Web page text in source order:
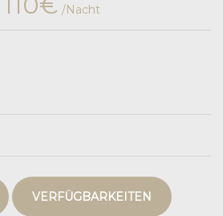
/Nacht
VERFÜGBARKEITEN